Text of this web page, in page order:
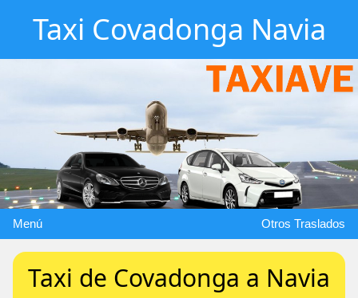
Taxi Covadonga Navia
Menú Otros Traslados
Taxi de Covadonga a Navia